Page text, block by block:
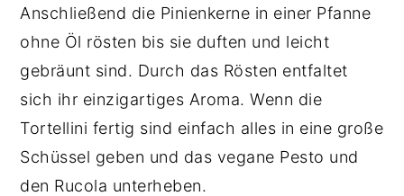
Anschließend die Pinienkerne in einer Pfanne
ohne Öl rösten bis sie duften und leicht
gebräunt sind. Durch das Rösten entfaltet
sich ihr einzigartiges Aroma. Wenn die
Tortellini fertig sind einfach alles in eine große
Schüssel geben und das vegane Pesto und
den Rucola unterheben.